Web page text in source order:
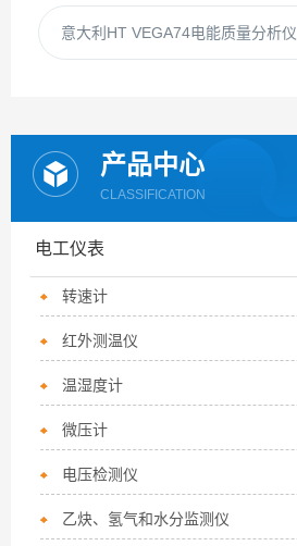
意大利HT VEGA74电能质量分析仪
产品中心
CLASSIFICATION
电工仪表
转速计
红外测温仪
温湿度计
微压计
电压检测仪
乙炔、氢气和水分监测仪